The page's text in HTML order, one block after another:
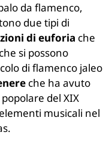
da flamenco,
due tipi di
di euforia che
si possono
di flamenco jaleo
che ha avuto
del XIX
musicali nel